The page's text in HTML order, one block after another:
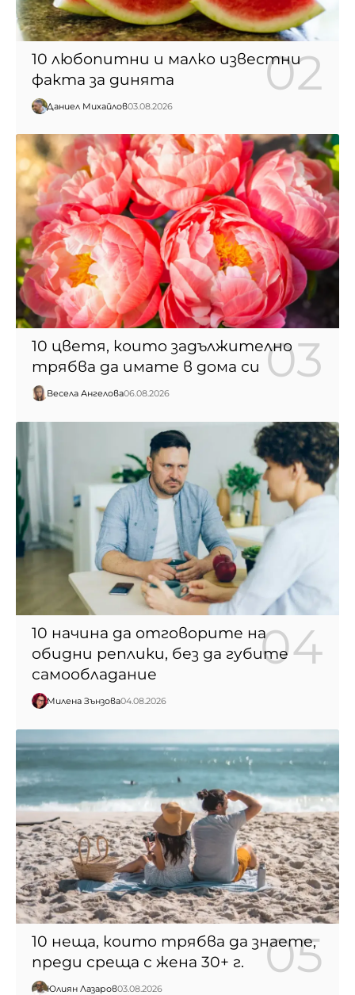
10 любопитни и малко известни
факта за динята
Даниел Михайлов03.08.2026
10 цветя, които задължително
трябва да имате в дома си
Весела Ангелова06.08.2026
10 начина да отговорите на
обидни реплики, без да губите
самообладание
Милена Зънзова04.08.2026
10 неща, които трябва да знаете,
преди среща с жена 30+ г.
Юлиян Лазаров03.08.2026